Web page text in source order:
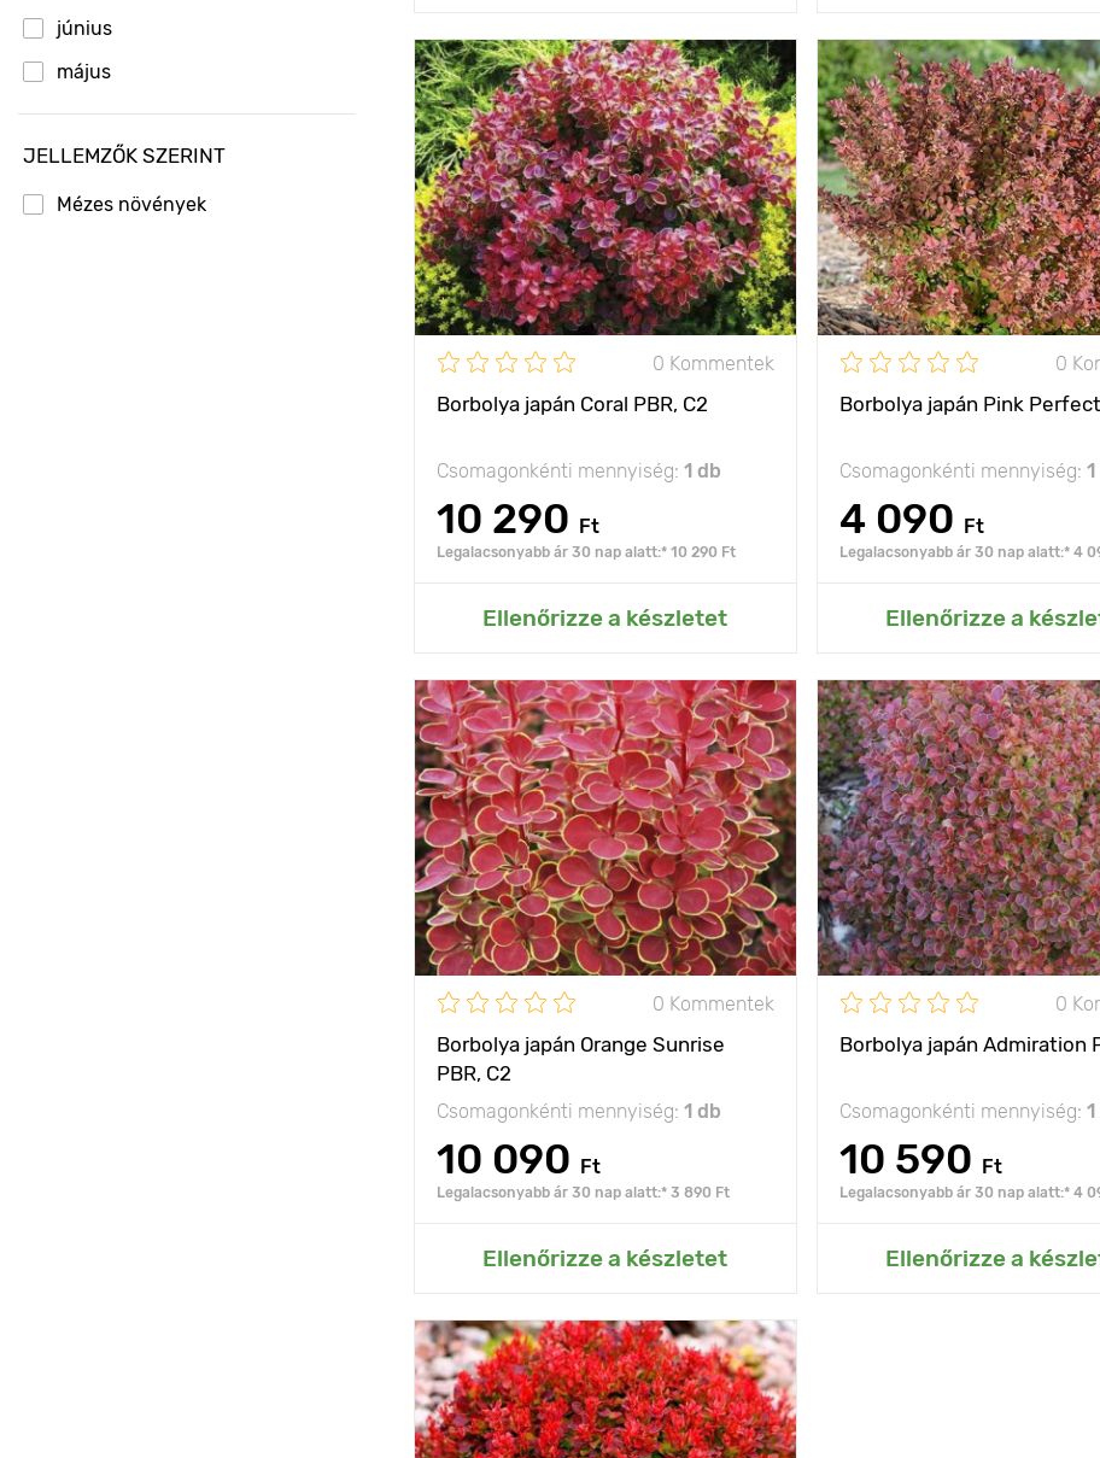
június
május
április
március
JELLEMZŐK SZERINT
Mézes növények
0 Kommentek
Borbolya japán Coral PBR, C2
Csomagonkénti mennyiség: 1 db
10 290 Ft
Legalacsonyabb ár 30 nap alatt:* 10 290 Ft
Ellenőrizze a készletet
Jellemzők
Színes kompozíciók
létrehozása a kertben
Kifejlett kori
magasság
90 - 100 cm
Ültetési távolság 100 - 150 cm
Fényigény nap, félárnyék
Fagyállóság - 29°C
Cserépméret C2
Hozzáadás az Én kertemhez
0
Borbolya japán Pink
Csomagonkénti mennyiség:
4 090 Ft
Legalacsonyabb ár 30 nap alatt:* 4
Ellenőrizze a
Jellemzők
a
Kifejlett kori
magasság
Ültetési távolság
Fényigény
Fagyállóság
Hozzáadás az Én
0 Kommentek
Borbolya japán Orange Sunrise
PBR, C2
Csomagonkénti mennyiség: 1 db
10 090 Ft
Legalacsonyabb ár 30 nap alatt:* 3 890 Ft
Ellenőrizze a készletet
Jellemzők
Eredeti rókaképzés
sárga szegéllyel
Kifejlett kori
magasság
120 - 150 cm
Ültetési távolság 150 - 200 cm
Fényigény nap, félárnyék
Fagyállóság - 29°C
Cserépméret C2
Hozzáadás az Én kertemhez
0
Borbolya japán Admiration
Csomagonkénti mennyiség:
10 590 Ft
Legalacsonyabb ár 30 nap alatt:* 4
Ellenőrizze a
Jellemzők
Olyan
Kifejlett kori
magasság
Ültetési távolság
Fényigény
Fagyállóság
Cserépméret
Hozzáadás az Én
Jellemzők vörös lombozat
Kifejlett kori
magasság
50 - 90 cm